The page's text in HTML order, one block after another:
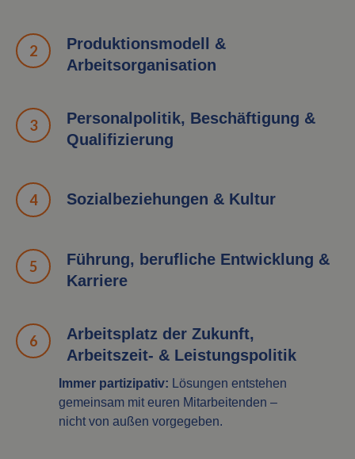
Produktionsmodell &
Arbeitsorganisation
Personalpolitik, Beschäftigung &
Qualifizierung
Sozialbeziehungen & Kultur
Führung, berufliche Entwicklung &
Karriere
Arbeitsplatz der Zukunft,
Arbeitszeit- & Leistungspolitik
Immer partizipativ: Lösungen entstehen
gemeinsam mit euren Mitarbeitenden –
nicht von außen vorgegeben.